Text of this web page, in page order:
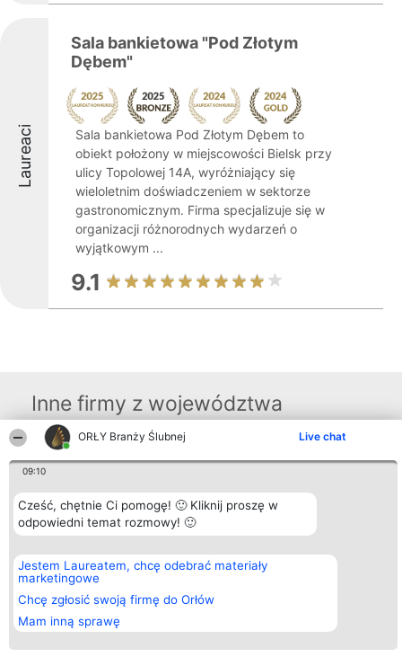
ORŁY Branży Ślubnej Live chat
09:10
Cześć, chętnie Ci pomogę! 🙂 Kliknij proszę w
odpowiedni temat rozmowy! 🙂
Jestem Laureatem, chcę odebrać materiały
marketingowe
Chcę zgłosić swoją firmę do Orłów
Mam inną sprawę
Laureaci
Sala bankietowa "Pod Złotym
Dębem"
Sala bankietowa Pod Złotym Dębem to
obiekt położony w miejscowości Bielsk przy
ulicy Topolowej 14A, wyróżniający się
wieloletnim doświadczeniem w sektorze
gastronomicznym. Firma specjalizuje się w
organizacji różnorodnych wydarzeń o
wyjątkowym ...
9.1
Inne firmy z województwa
Organizator plebiscytu
Bright Side Solutions sp. z o.
ul. Ruska 22
Wrocław 50-079
KRS 0000749100 | Regon
+48 508 492 400
Plebiscyt
wszystkich
Laureatów
Zasady
Polityka
Prywatności
Kontakt